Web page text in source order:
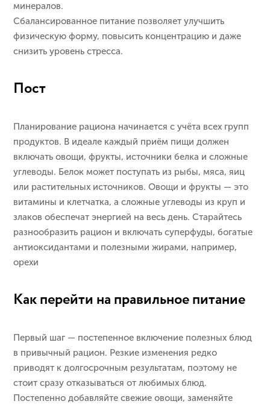
минералов.
Сбалансированное питание позволяет улучшить
физическую форму, повысить концентрацию и даже
снизить уровень стресса.
Пост
Планирование рациона начинается с учёта всех групп
продуктов. В идеале каждый приём пищи должен
включать овощи, фрукты, источники белка и сложные
углеводы. Белок может поступать из рыбы, мяса, яиц
или растительных источников. Овощи и фрукты — это
витамины и клетчатка, а сложные углеводы из круп и
злаков обеспечат энергией на весь день. Старайтесь
разнообразить рацион и включать суперфуды, богатые
антиоксидантами и полезными жирами, например,
орехи
Как перейти на правильное питание
Первый шаг — постепенное включение полезных блюд
в привычный рацион. Резкие изменения редко
приводят к долгосрочным результатам, поэтому не
стоит сразу отказываться от любимых блюд.
Постепенно добавляйте свежие овощи, заменяйте